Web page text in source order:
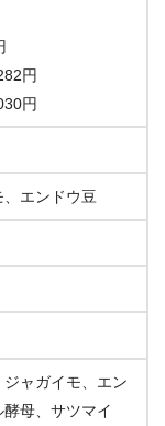
円
円
エンドウ豆
ャガイモ、エン
酵母、サツマイ